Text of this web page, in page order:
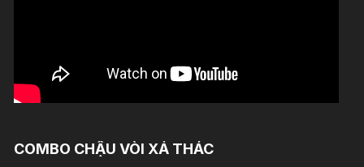
COMBO CHẬU VÒI XẢ THÁC